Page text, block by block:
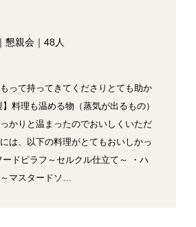
懇親会｜ 48人
って持ってきてくださりとても助か
料理も温める物（蒸気が出るもの）
かりと温まったのでおいしくいただ
は、以下の料理がとてもおいしかっ
ドピラフ～セルクル仕立て～ ・ハ
マスタードソ…